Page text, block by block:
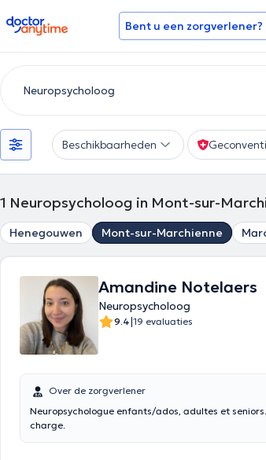
doctoranytime Bent u een zorgverlener?
Beschikbaarheden
1 Neuropsycholoog in Mont-sur-
Henegouwen Mont-sur-Marchienne
Amandine Notelaers
Neuropsycholoog
9.4|19 evaluaties
Over de zorgverlener
Neuropsychologue enfants/ados, adultes et
charge.